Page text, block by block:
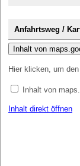
Anfahrtsweg /
Inhalt von
Hier klicken, um
Inhalt von
Inhalt direkt öffnen